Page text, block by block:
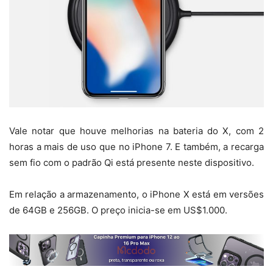
Vale notar que houve melhorias na bateria do X, com 2
horas a mais de uso que no iPhone 7. E também, a recarga
sem fio com o padrão Qi está presente neste dispositivo.
Em relação a armazenamento, o iPhone X está em versões
de 64GB e 256GB. O preço inicia-se em US$1.000.